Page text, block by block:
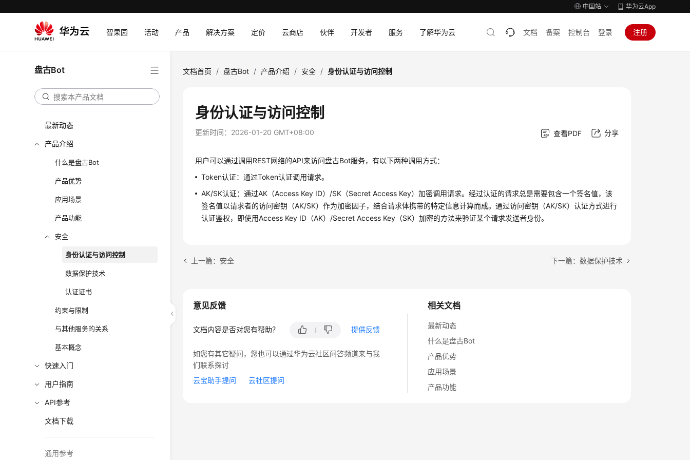
中国站 华为云App
智果园 活动 产品 解决方案 定价 云商店 伙伴 开发者 服务 了解华为云 文档 备案 控制台 登录 注册
盘古Bot
最新动态
产品介绍
什么是盘古Bot
产品优势
应用场景
产品功能
安全
身份认证与访问控制
数据保护技术
认证证书
约束与限制
与其他服务的关系
基本概念
快速入门
用户指南
API参考
文档下载
通用参考
文档首页 / 盘古Bot / 产品介绍 / 安全 / 身份认证与访问控制
身份认证与访问控制
更新时间： 2026-01-20 GMT+08:00 查看PDF 分享
用户可以通过调用REST网络的API来访问盘古Bot服务，有以下两种调用方式：
Token认证：通过Token认证调用请求。
AK/SK认证：通过AK（Access Key ID）/SK（Secret Access Key）加密调用请求。经过认证的请求总是需要包含一个签名值，该
签名值以请求者的访问密钥（AK/SK）作为加密因子，结合请求体携带的特定信息计算而成。通过访问密钥（AK/SK）认证方式进行
认证鉴权，即使用Access Key ID（AK）/Secret Access Key（SK）加密的方法来验证某个请求发送者身份。
上一篇：安全 下一篇：数据保护技术
相关文档
最新动态
什么是盘古Bot
产品优势
应用场景
产品功能
意见反馈
文档内容是否对您有帮助？ 提供反馈
如您有其它疑问，您也可以通过华为云社区问答频道来与我
们联系探讨
云宝助手提问
云社区提问